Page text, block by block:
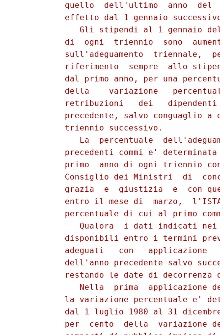
quello  dell'ultimo  anno  del
effetto dal 1 gennaio
Gli stipendi al 1 gennaio
di  ogni  triennio  sono
sull'adeguamento  triennale,
riferimento  sempre  allo
dal primo anno, per una
della    variazione
retribuzioni   dei
precedente, salvo conguaglio a
          triennio successivo.
La  percentuale
precedenti commi e'
primo  anno di ogni triennio
Consiglio dei Ministri  di
grazia  e  giustizia  e  con
entro il mese di  marzo,
percentuale di cui al primo
Qualora  i dati indicati
disponibili entro i termini
adeguati   con   applicazione
dell'anno precedente salvo
restando le date di decorrenza
Nella  prima  applicazione
la variazione percentuale e'
dal 1 luglio 1980 al 31
per  cento  della  variazione